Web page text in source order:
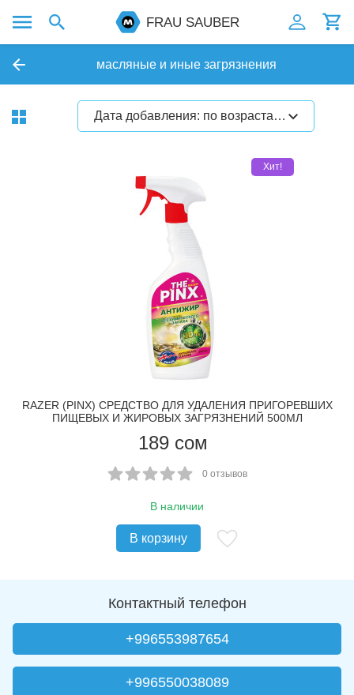
FRAU SAUBER
масляные и иные загрязнения
Дата добавления: по возрастанию
Хит!
RAZER (PINX) CРЕДСТВО ДЛЯ УДАЛЕНИЯ ПРИГОРЕВШИХ
ПИЩЕВЫХ И ЖИРОВЫХ ЗАГРЯЗНЕНИЙ 500МЛ
189 сом
0 отзывов
В наличии
В корзину
Контактный телефон
+996553987654
+996550038089